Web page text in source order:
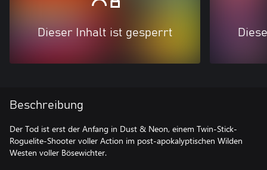
Dieser Inhalt ist gesperrt
Beschreibung
Der Tod ist erst der Anfang in Dust & Neon, einem Twin-Stick-
Roguelite-Shooter voller Action im post-apokalyptischen Wilden
Westen voller Bösewichter.